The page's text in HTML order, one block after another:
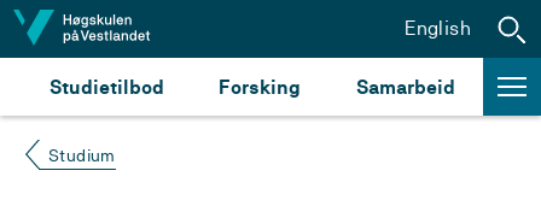
Hopp til innhald
Studietilbod Forsking Samarbeid
English
Studium